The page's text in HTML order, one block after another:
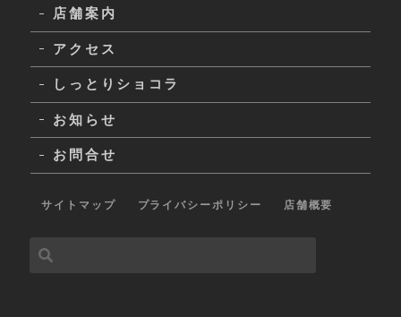
店舗案内
アクセス
しっとりショコラ
お知らせ
お問合せ
サイトマップ プライバシーポリシー 店舗概要